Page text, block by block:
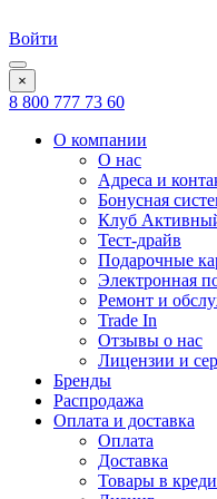
Войти
×
8 800 777 73 60
О компании
О нас
Адреса и
Бонусная
Клуб
Тест-драйв
Подарочные
Электронная
Ремонт и
Trade In
Отзывы о нас
Лицензии и
Бренды
Распродажа
Оплата и доставка
Оплата
Доставка
Товары в